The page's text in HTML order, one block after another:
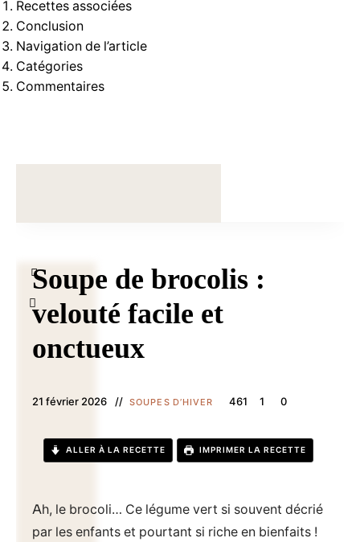
Recettes associées
Conclusion
Navigation de l’article
Catégories
Commentaires
Soupe de brocolis :
velouté facile et
onctueux
21 février 2026 SOUPES D’HIVER 461 1 0
ALLER À LA RECETTE IMPRIMER LA RECETTE
Ah, le brocoli… Ce légume vert si souvent décrié
par les enfants et pourtant si riche en bienfaits !